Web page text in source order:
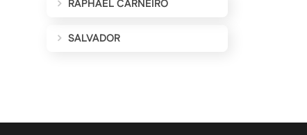
RAPHAEL CARNEIRO
SALVADOR